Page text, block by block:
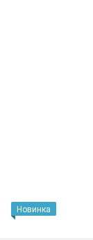
Новинка